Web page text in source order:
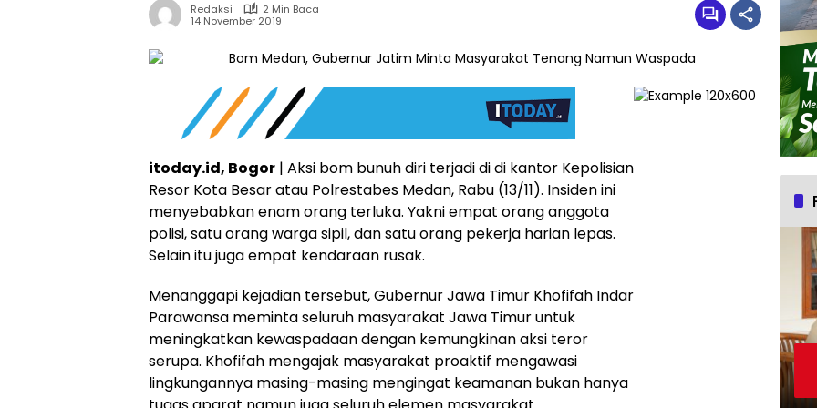
Redaksi
2 Min Baca
14 November 2019
itoday.id, Bogor | Aksi bom bunuh diri terjadi di di kantor Kepolisian
Resor Kota Besar atau Polrestabes Medan, Rabu (13/11). Insiden ini
menyebabkan enam orang terluka. Yakni empat orang anggota
polisi, satu orang warga sipil, dan satu orang pekerja harian lepas.
Selain itu juga empat kendaraan rusak.
Menanggapi kejadian tersebut, Gubernur Jawa Timur Khofifah Indar
Parawansa meminta seluruh masyarakat Jawa Timur untuk
meningkatkan kewaspadaan dengan kemungkinan aksi teror
serupa. Khofifah mengajak masyarakat proaktif mengawasi
lingkungannya masing-masing mengingat keamanan bukan hanya